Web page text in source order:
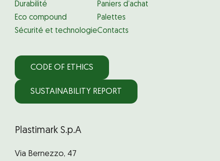
Durabilité
Eco compound
Sécurité et technologie
Paniers d’achat
Palettes
Contacts
CODE OF ETHICS
SUSTAINABILITY REPORT
Plastimark S.p.A
Via Bernezzo, 47